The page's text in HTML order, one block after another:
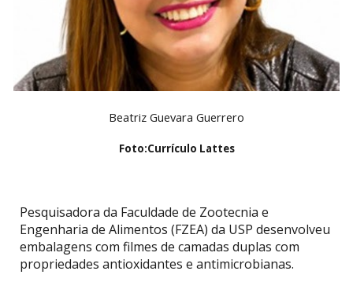
Beatriz Guevara Guerrero
Foto:Currículo Lattes
Pesquisadora da Faculdade de Zootecnia e
Engenharia de Alimentos (FZEA) da USP desenvolveu
embalagens com filmes de camadas duplas com
propriedades antioxidantes e antimicrobianas.